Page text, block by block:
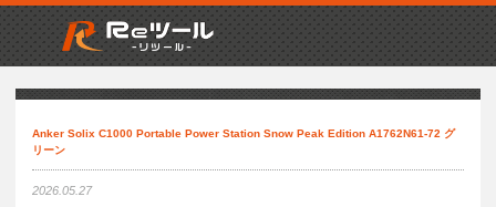
Anker Solix C1000 Portable Power Station Snow Peak Edition A1762N61-72 グ
リーン
2026.05.27